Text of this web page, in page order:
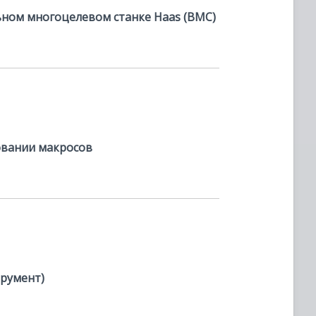
многоцелевом станке Haas (ВМС)
макросов